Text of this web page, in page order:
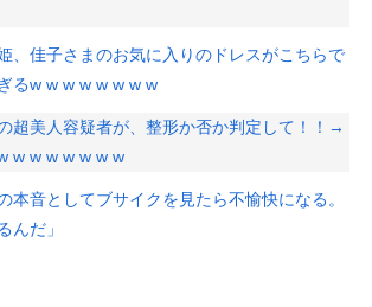
、佳子さまのお気に入りのドレスがこちらで
るw w w w w w w w
超美人容疑者が、整形か否か判定して！！→
w w w w w w w
本音としてブサイクを見たら不愉快になる。
んだ」